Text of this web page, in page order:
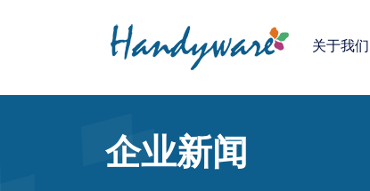
关于我们
企业新闻